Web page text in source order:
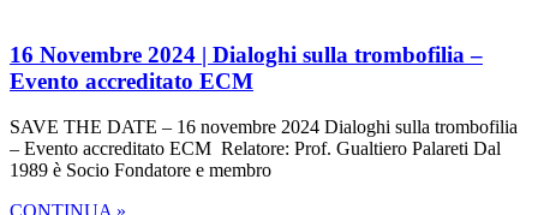
16 Novembre 2024 | Dialoghi sulla trombofilia –
Evento accreditato ECM
SAVE THE DATE – 16 novembre 2024 Dialoghi sulla trombofilia
– Evento accreditato ECM Relatore: Prof. Gualtiero Palareti Dal
1989 è Socio Fondatore e membro